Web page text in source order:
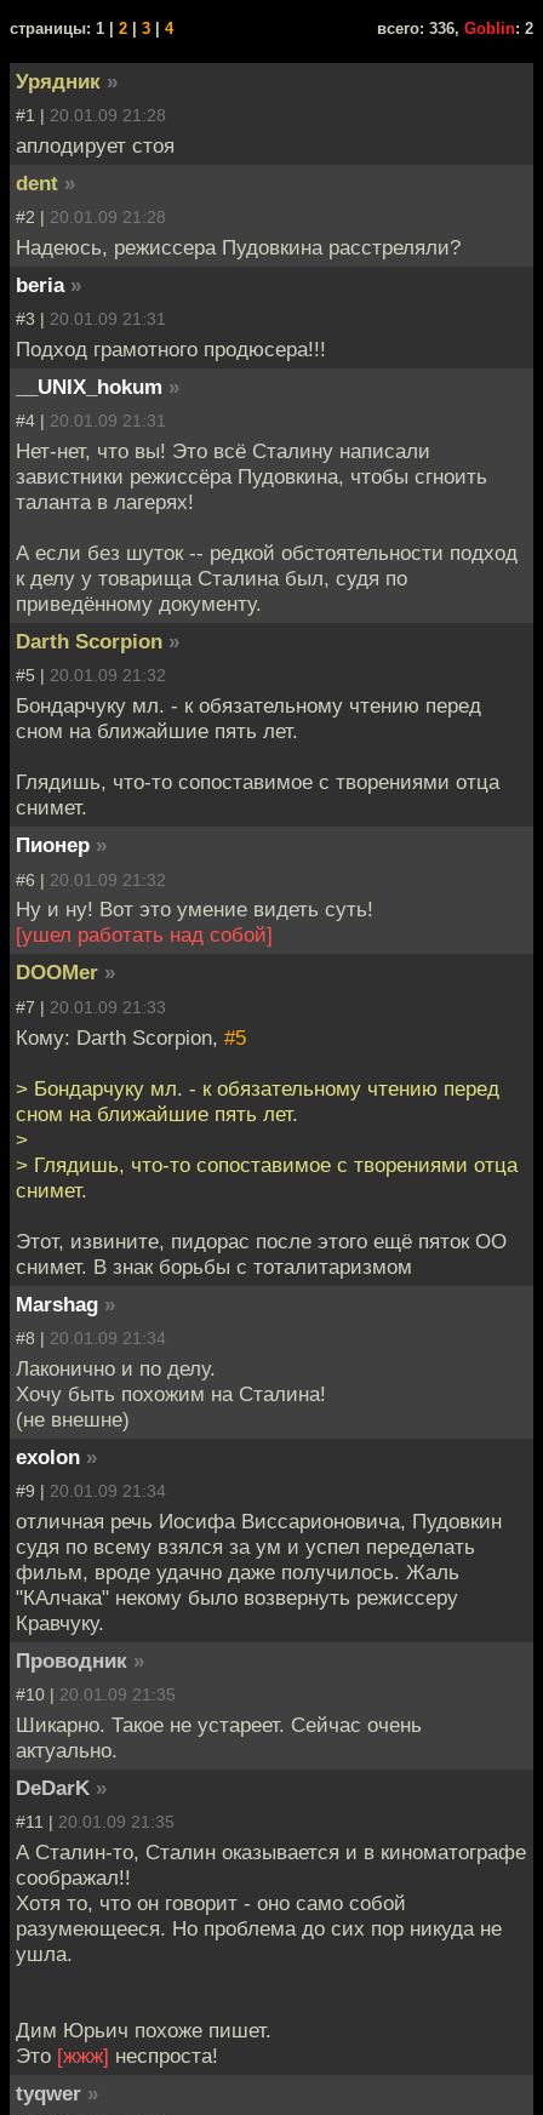
cтраницы: 1 | 2 3 4 всего: 336, Goblin: 2
Урядник »
#1 | 20.01.09 21:28
аплодирует стоя
dent »
#2 | 20.01.09 21:28
Надеюсь, режиссера Пудовкина расстреляли?
beria »
#3 | 20.01.09 21:31
Подход грамотного продюсера!!!
__UNIX_hokum »
#4 | 20.01.09 21:31
Нет-нет, что вы! Это всё Сталину написали
завистники режиссёра Пудовкина, чтобы сгноить
таланта в лагерях!
А если без шуток -- редкой обстоятельности подход
к делу у товарища Сталина был, судя по
приведённому документу.
Darth Scorpion »
#5 | 20.01.09 21:32
Бондарчуку мл. - к обязательному чтению перед
сном на ближайшие пять лет.
Глядишь, что-то сопоставимое с творениями отца
снимет.
Пионер »
#6 | 20.01.09 21:32
Ну и ну! Вот это умение видеть суть!
[ушел работать над собой]
DOOMer »
#7 | 20.01.09 21:33
Кому: Darth Scorpion, #5
> Бондарчуку мл. - к обязательному чтению перед
сном на ближайшие пять лет.
>
> Глядишь, что-то сопоставимое с творениями отца
снимет.
Этот, извините, пидорас после этого ещё пяток ОО
снимет. В знак борьбы с тоталитаризмом
Marshag »
#8 | 20.01.09 21:34
Лаконично и по делу.
Хочу быть похожим на Сталина!
(не внешне)
exolon »
#9 | 20.01.09 21:34
отличная речь Иосифа Виссарионовича, Пудовкин
судя по всему взялся за ум и успел переделать
фильм, вроде удачно даже получилось. Жаль
"КАлчака" некому было возвернуть режиссеру
Кравчуку.
Проводник »
#10 | 20.01.09 21:35
Шикарно. Такое не устареет. Сейчас очень
актуально.
DeDarK »
#11 | 20.01.09 21:35
А Сталин-то, Сталин оказывается и в киноматографе
соображал!!
Хотя то, что он говорит - оно само собой
разумеющееся. Но проблема до сих пор никуда не
ушла.
Дим Юрьич похоже пишет.
Это [жжж] неспроста!
tyqwer »